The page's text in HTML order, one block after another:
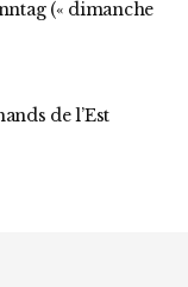
(« dimanche
de l’Est